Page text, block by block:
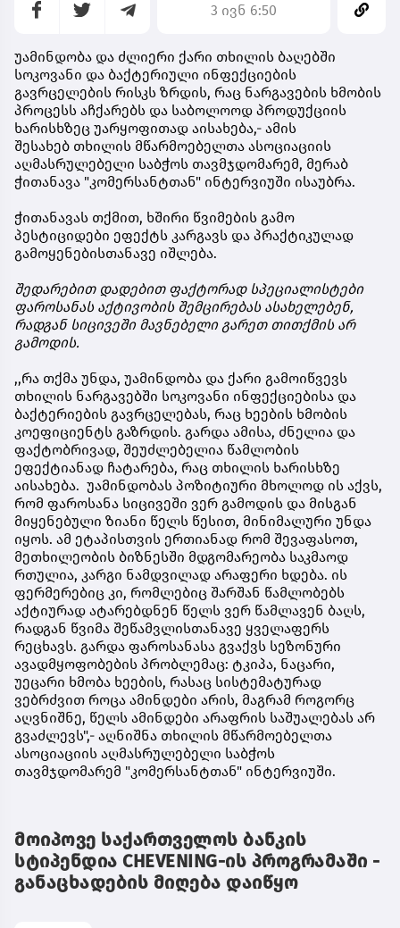
3 ივნ 6:50
უამინდობა და ძლიერი ქარი თხილის ბაღებში
სოკოვანი და ბაქტერიული ინფექციების
გავრცელების რისკს ზრდის, რაც ნარგავების ხმობის
პროცესს აჩქარებს და საბოლოოდ პროდუქციის
ხარისხზეც უარყოფითად აისახება,- ამის
შესახებ თხილის მწარმოებელთა ასოციაციის
აღმასრულებელი საბჭოს თავმჯდომარემ, მერაბ
ჭითანავა "კომერსანტთან" ინტერვიუში ისაუბრა.
ჭითანავას თქმით, ხშირი წვიმების გამო
პესტიციდები ეფექტს კარგავს და პრაქტიკულად
გამოყენებისთანავე იშლება.
შედარებით დადებით ფაქტორად სპეციალისტები
ფაროსანას აქტივობის შემცირებას ასახელებენ,
რადგან სიცივეში მავნებელი გარეთ თითქმის არ
გამოდის.
,,რა თქმა უნდა, უამინდობა და ქარი გამოიწვევს
თხილის ნარგავებში სოკოვანი ინფექციებისა და
ბაქტერიების გავრცელებას, რაც ხეების ხმობის
კოეფიციენტს გაზრდის. გარდა ამისა, ძნელია და
ფაქტობრივად, შეუძლებელია წამლობის
ეფექტიანად ჩატარება, რაც თხილის ხარისხზე
აისახება. უამინდობას პოზიტიური მხოლოდ ის აქვს,
რომ ფაროსანა სიცივეში ვერ გამოდის და მისგან
მიყენებული ზიანი წელს წესით, მინიმალური უნდა
იყოს. ამ ეტაპისთვის ერთიანად რომ შევაფასოთ,
მეთხილეობის ბიზნესში მდგომარეობა საკმაოდ
რთულია, კარგი ნამდვილად არაფერი ხდება. ის
ფერმერებიც კი, რომლებიც შარშან წამლობებს
აქტიურად ატარებდნენ წელს ვერ წამლავენ ბაღს,
რადგან წვიმა შეწამვლისთანავე ყველაფერს
რეცხავს. გარდა ფაროსანასა გვაქვს სეზონური
ავადმყოფობების პრობლემაც: ტკიპა, ნაცარი,
უეცარი ხმობა ხეების, რასაც სისტემატურად
ვებრძვით როცა ამინდები არის, მაგრამ როგორც
აღვნიშნე, წელს ამინდები არაფრის საშუალებას არ
გვაძლევს",- აღნიშნა თხილის მწარმოებელთა
ასოციაციის აღმასრულებელი საბჭოს
თავმჯდომარემ "კომერსანტთან" ინტერვიუში.
მოიპოვე საქართველოს ბანკის
სტიპენდია CHEVENING-ის პროგრამაში -
განაცხადების მიღება დაიწყო